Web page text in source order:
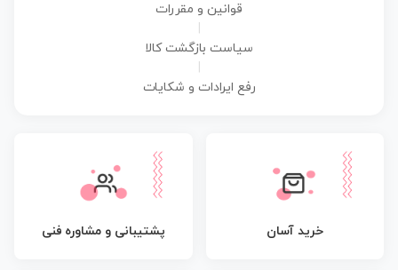
قوانین و مقررات
سیاست بازگشت کالا
رفع ایرادات و شکایات
خرید آسان پشتیبانی و مشاوره فنی